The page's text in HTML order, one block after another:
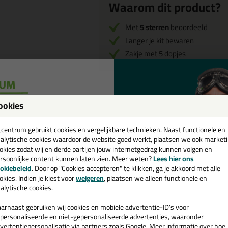
Waarom dit product?
Met5 sterrenbeoordeeld
Langer je kit bewaren
Zakje met 5 dopjes
Afsluitdopje voor
Een erg handig afsluit dopje voor
Ideaal om de koker luchtdicht af te
kunt gebruiken en verspilling tegen
gebruikt cookies en vergelijkbare technieken. Naast functionele en
cookies waardoor de website goed werkt, plaatsen we ook
zodat wij en derde partijen jouw internetgedrag kunnen volgen en
content kunnen laten zien. Meer weten?Lees hier ons
. Door op "Cookies accepteren" te klikken, ga je akkoord met alle
Indien je kiest voorweigeren, plaatsen we alleen functionele en
cookies.
gebruiken wij cookies en mobiele advertentie-ID’s voor
en niet-gepersonaliseerde advertenties, waaronder
💚
en ontvang een
€35,-bij je eerste bestelling!